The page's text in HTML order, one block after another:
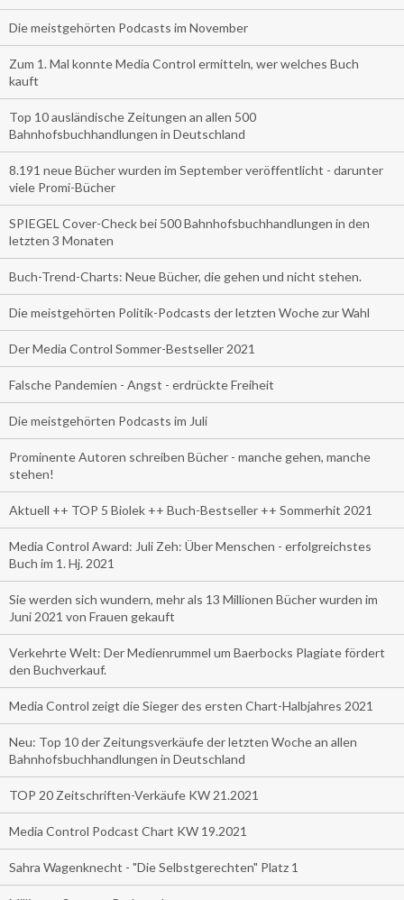
Die meistgehörten Podcasts im November
Zum 1. Mal konnte Media Control ermitteln, wer welches Buch
kauft
Top 10 ausländische Zeitungen an allen 500
Bahnhofsbuchhandlungen in Deutschland
8.191 neue Bücher wurden im September veröffentlicht - darunter
viele Promi-Bücher
SPIEGEL Cover-Check bei 500 Bahnhofsbuchhandlungen in den
letzten 3 Monaten
Buch-Trend-Charts: Neue Bücher, die gehen und nicht stehen.
Die meistgehörten Politik-Podcasts der letzten Woche zur Wahl
Der Media Control Sommer-Bestseller 2021
Falsche Pandemien - Angst - erdrückte Freiheit
Die meistgehörten Podcasts im Juli
Prominente Autoren schreiben Bücher - manche gehen, manche
stehen!
Aktuell ++ TOP 5 Biolek ++ Buch-Bestseller ++ Sommerhit 2021
Media Control Award: Juli Zeh: Über Menschen - erfolgreichstes
Buch im 1. Hj. 2021
Sie werden sich wundern, mehr als 13 Millionen Bücher wurden im
Juni 2021 von Frauen gekauft
Verkehrte Welt: Der Medienrummel um Baerbocks Plagiate fördert
den Buchverkauf.
Media Control zeigt die Sieger des ersten Chart-Halbjahres 2021
Neu: Top 10 der Zeitungsverkäufe der letzten Woche an allen
Bahnhofsbuchhandlungen in Deutschland
TOP 20 Zeitschriften-Verkäufe KW 21.2021
Media Control Podcast Chart KW 19.2021
Sahra Wagenknecht - "Die Selbstgerechten" Platz 1